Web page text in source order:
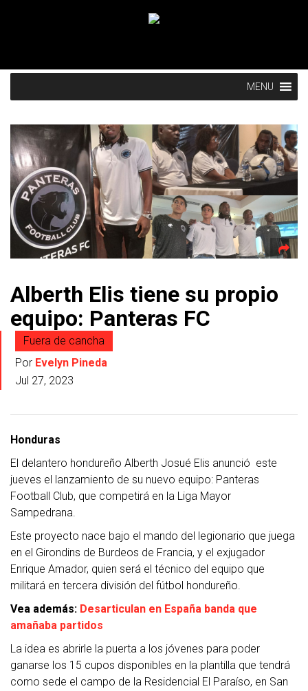
MENU
Alberth Elis tiene su propio
equipo: Panteras FC
Fuera de cancha
Por Evelyn Pineda
Jul 27, 2023
Honduras
El delantero hondureño Alberth Josué Elis anunció este
jueves el lanzamiento de su nuevo equipo: Panteras
Football Club, que competirá en la Liga Mayor
Sampedrana.
Este proyecto nace bajo el mando del legionario que juega
en el Girondins de Burdeos de Francia, y el exjugador
Enrique Amador, quien será el técnico del equipo que
militará en tercera división del fútbol hondureño.
Vea además: Desarticulan en España banda que
amañaba partidos
La idea es abrirle la puerta a los jóvenes para poder
ganarse los 15 cupos disponibles en la plantilla que tendrá
como sede el campo de la Residencial El Paraíso, en San